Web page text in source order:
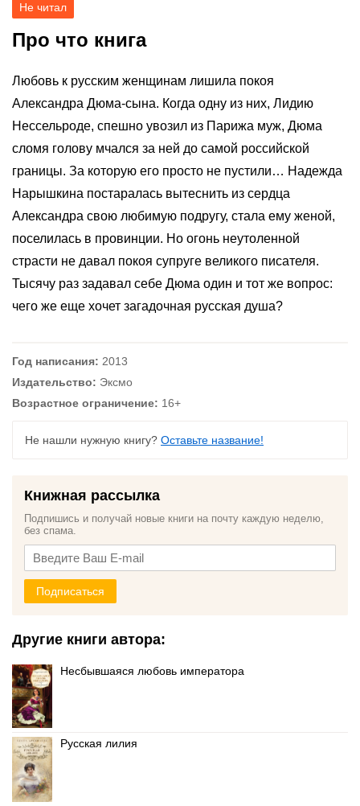
Не читал
Про что книга
Любовь к русским женщинам лишила покоя
Александра Дюма-сына. Когда одну из них, Лидию
Нессельроде, спешно увозил из Парижа муж, Дюма
сломя голову мчался за ней до самой российской
границы. За которую его просто не пустили… Надежда
Нарышкина постаралась вытеснить из сердца
Александра свою любимую подругу, стала ему женой,
поселилась в провинции. Но огонь неутоленной
страсти не давал покоя супруге великого писателя.
Тысячу раз задавал себе Дюма один и тот же вопрос:
чего же еще хочет загадочная русская душа?
Год написания: 2013
Издательство: Эксмо
Возрастное ограничение: 16+
Не нашли нужную книгу? Оставьте название!
Книжная рассылка
Подпишись и получай новые книги на почту каждую неделю,
без спама.
Подписаться
Другие книги автора:
Несбывшаяся любовь императора
Русская лилия